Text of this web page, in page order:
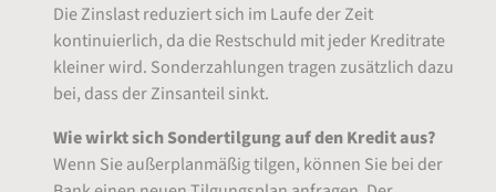
Die Zinslast reduziert sich im Laufe der Zeit
kontinuierlich, da die Restschuld mit jeder Kreditrate
kleiner wird. Sonderzahlungen tragen zusätzlich dazu
bei, dass der Zinsanteil sinkt.
Wie wirkt sich Sondertilgung auf den Kredit aus?
Wenn Sie außerplanmäßig tilgen, können Sie bei der